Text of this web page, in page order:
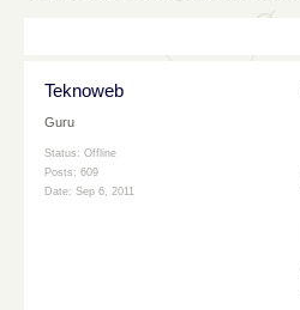
Teknoweb
Guru
Status: Offline
Posts: 609
Date: Sep 6, 2011